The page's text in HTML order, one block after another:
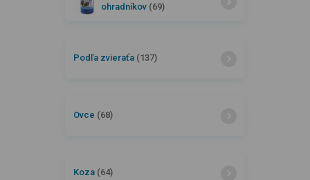
ohradníkov (69)
Podľa zvieraťa (137)
Ovce (68)
Koza (64)